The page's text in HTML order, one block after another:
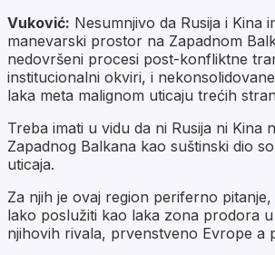
Vuković: Nesumnjivo da Rusija i Kina
manevarski prostor na Zapadnom
nedovršeni procesi post-konfliktne
institucionalni okviri, i
laka meta malignom uticaju trećih
Treba imati u vidu da ni Rusija ni Kina
Zapadnog Balkana kao suštinski dio
uticaja.
Za njih je ovaj region periferno
lako poslužiti kao laka zona prodora
njihovih rivala, prvenstveno Evrope a